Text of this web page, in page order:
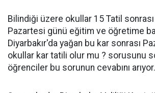
Bilindiği üzere okullar 15 Tatil
Pazartesi günü eğitim ve öğretime
Diyarbakır'da yağan bu kar sonrası
okullar kar tatili olur mu ? sorusunu
öğrenciler bu sorunun cevabını arıyor.